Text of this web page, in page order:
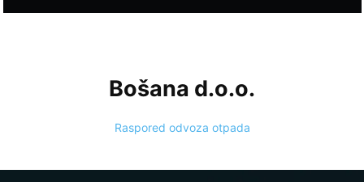
Bošana d.o.o.
Raspored odvoza otpada